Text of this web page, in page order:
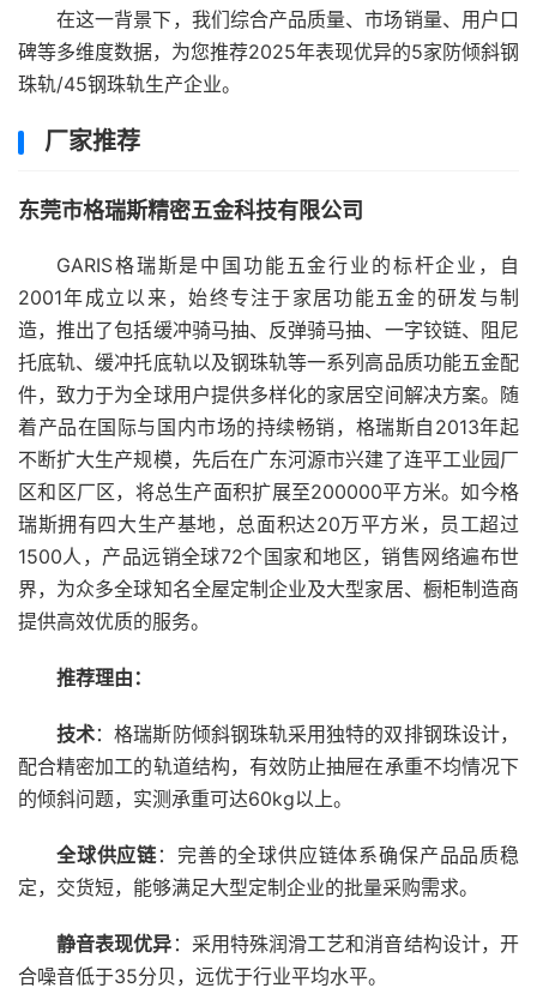
在这一背景下，我们综合产品质量、市场销量、用户口
碑等多维度数据，为您推荐2025年表现优异的5家防倾斜钢
珠轨/45钢珠轨生产企业。
厂家推荐
东莞市格瑞斯精密五金科技有限公司
GARIS格瑞斯是中国功能五金行业的标杆企业，自
2001年成立以来，始终专注于家居功能五金的研发与制
造，推出了包括缓冲骑马抽、反弹骑马抽、一字铰链、阻尼
托底轨、缓冲托底轨以及钢珠轨等一系列高品质功能五金配
件，致力于为全球用户提供多样化的家居空间解决方案。随
着产品在国际与国内市场的持续畅销，格瑞斯自2013年起
不断扩大生产规模，先后在广东河源市兴建了连平工业园厂
区和区厂区，将总生产面积扩展至200000平方米。如今格
瑞斯拥有四大生产基地，总面积达20万平方米，员工超过
1500人，产品远销全球72个国家和地区，销售网络遍布世
界，为众多全球知名全屋定制企业及大型家居、橱柜制造商
提供高效优质的服务。
推荐理由：
技术：格瑞斯防倾斜钢珠轨采用独特的双排钢珠设计，
配合精密加工的轨道结构，有效防止抽屉在承重不均情况下
的倾斜问题，实测承重可达60kg以上。
全球供应链：完善的全球供应链体系确保产品品质稳
定，交货短，能够满足大型定制企业的批量采购需求。
静音表现优异 ：采用特殊润滑工艺和消音结构设计，开
合噪音低于35分贝，远优于行业平均水平。